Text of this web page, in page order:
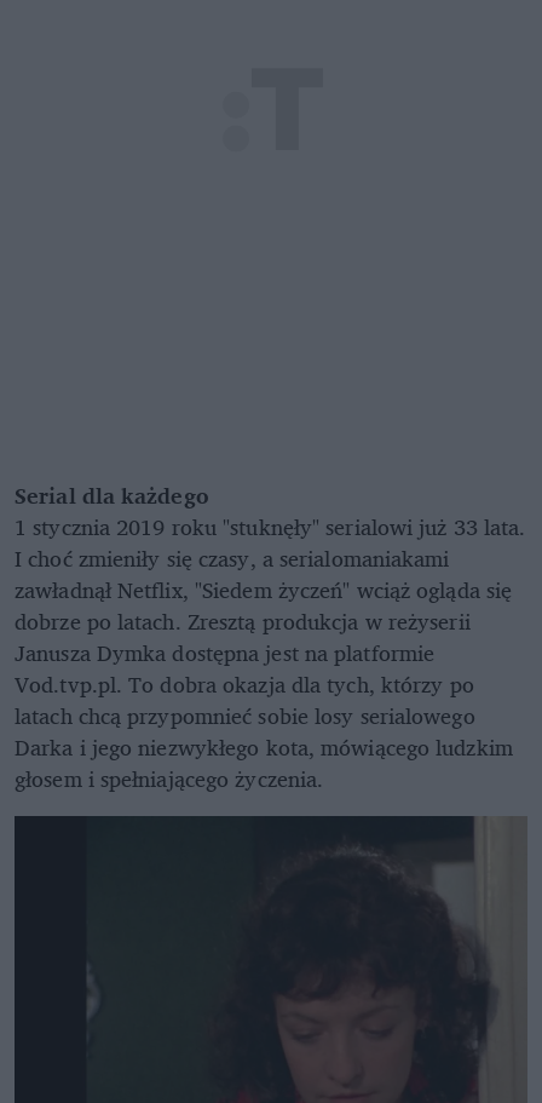
Serial dla każdego
1 stycznia 2019 roku "stuknęły" serialowi już 33 lata.
I choć zmieniły się czasy, a serialomaniakami
zawładnął Netflix, "Siedem życzeń" wciąż ogląda się
dobrze po latach. Zresztą produkcja w reżyserii
Janusza Dymka dostępna jest na platformie
Vod.tvp.pl. To dobra okazja dla tych, którzy po
latach chcą przypomnieć sobie losy serialowego
Darka i jego niezwykłego kota, mówiącego ludzkim
głosem i spełniającego życzenia.